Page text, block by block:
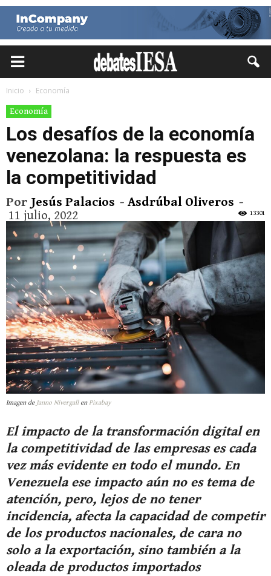
Inicio
Economía
Economía
Los desafíos de la economía
venezolana: la respuesta es
la competitividad
Por Jesús Palacios - Asdrúbal Oliveros -
11 julio, 2022
13301
Imagen de Janno NivergallenPixabay
El impacto de la transformación digital en
la competitividad de las empresas es cada
vez más evidente en todo el mundo. En
Venezuela ese impacto aún no es tema de
atención, pero, lejos de no tener
incidencia, afecta la capacidad de competir
de los productos nacionales, de cara no
solo a la exportación, sino también a la
oleada de productos importados